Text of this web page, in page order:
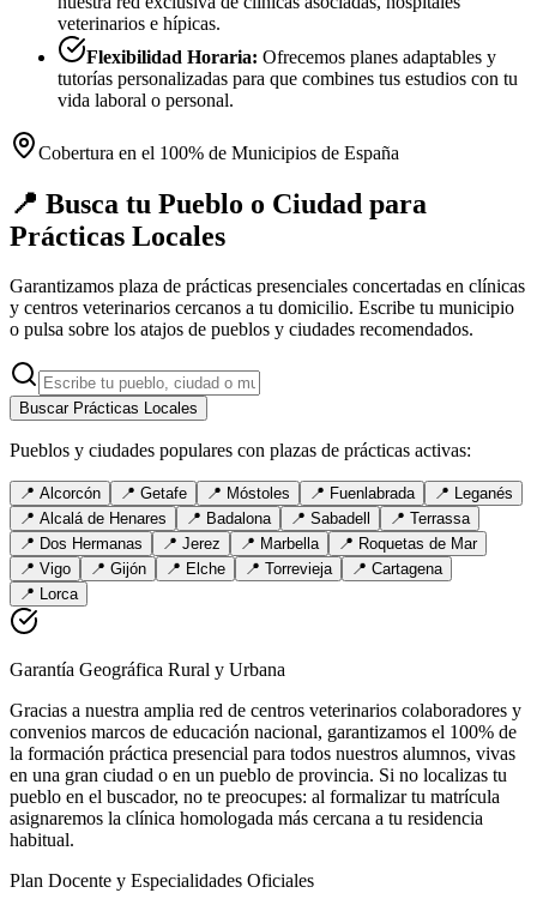
veterinarios e hípicas.
Flexibilidad Horaria: Ofrecemos planes adaptables y
tutorías personalizadas para que combines tus estudios con tu
vida laboral o personal.
Cobertura en el 100% de Municipios de España
📍 Busca tu Pueblo o Ciudad para
Prácticas Locales
Garantizamos plaza de prácticas presenciales concertadas en clínicas
y centros veterinarios cercanos a tu domicilio. Escribe tu municipio
o pulsa sobre los atajos de pueblos y ciudades recomendados.
Buscar Prácticas Locales
Pueblos y ciudades populares con plazas de prácticas activas:
📍 Alcorcón 📍 Getafe 📍 Móstoles 📍 Fuenlabrada 📍 Leganés
📍 Alcalá de Henares 📍 Badalona 📍 Sabadell 📍 Terrassa
📍 Dos Hermanas 📍 Jerez 📍 Marbella 📍 Roquetas de Mar
📍 Vigo 📍 Gijón 📍 Elche 📍 Torrevieja 📍 Cartagena
📍 Lorca
Garantía Geográfica Rural y Urbana
Gracias a nuestra amplia red de centros veterinarios colaboradores y
convenios marcos de educación nacional, garantizamos el 100% de
la formación práctica presencial para todos nuestros alumnos, vivas
en una gran ciudad o en un pueblo de provincia. Si no localizas tu
pueblo en el buscador, no te preocupes: al formalizar tu matrícula
asignaremos la clínica homologada más cercana a tu residencia
habitual.
Plan Docente y Especialidades Oficiales